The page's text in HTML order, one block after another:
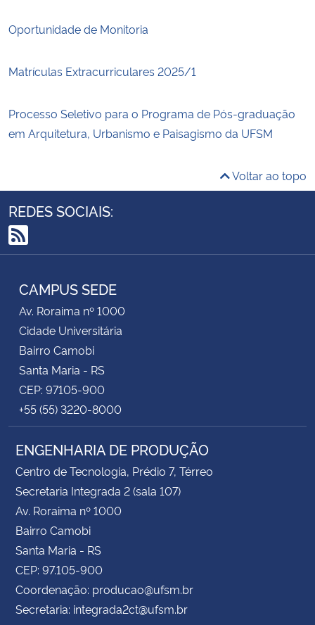
Oportunidade de Monitoria
Matrículas Extracurriculares 2025/1
Processo Seletivo para o Programa de Pós-graduação
em Arquitetura, Urbanismo e Paisagismo da UFSM
Voltar ao topo
REDES SOCIAIS:
RSS
CAMPUS SEDE
Av. Roraima nº 1000
Cidade Universitária
Bairro Camobi
Santa Maria - RS
CEP: 97105-900
+55 (55) 3220-8000
ENGENHARIA DE PRODUÇÃO
Centro de Tecnologia, Prédio 7, Térreo
Secretaria Integrada 2 (sala 107)
Av. Roraima nº 1000
Bairro Camobi
Santa Maria - RS
CEP: 97.105-900
Coordenação: producao@ufsm.br
Secretaria: integrada2ct@ufsm.br